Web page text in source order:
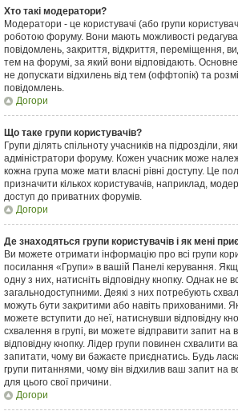
Хто такі модератори?
Модератори - це користувачі (або групи
роботою форуму. Вони мають можливості
повідомлень, закриття, відкриття, переміщення,
тем на форумі, за який вони відповідають.
не допускати відхилень від тем (оффтопік) та
повідомлень.
Догори
Що таке групи користувачів?
Групи ділять спільноту учасників на підрозділи,
адміністратори форуму. Кожен учасник може
кожна група може мати власні рівні доступу. Це
призначити кількох користувачів, наприклад,
доступ до приватних форумів.
Догори
Де знаходяться групи користувачів і як мені
Ви можете отримати інформацію про всі групи
посилання «Групи» в вашій Панелі керування.
одну з них, натисніть відповідну кнопку. Однак не
загальнодоступними. Деякі з них потребують
можуть бути закритими або навіть прихованими.
можете вступити до неї, натиснувши відповідну
схвалення в групі, ви можете відправити запит на
відповідну кнопку. Лідер групи повинен схвалити
запитати, чому ви бажаєте приєднатись. Будь
групи питаннями, чому він відхилив ваш запит на
для цього свої причини.
Догори